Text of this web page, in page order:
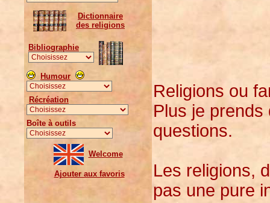
Dictionnaire
des religions
Bibliographie
Humour
Récréation
Boîte à outils
Welcome
Ajouter aux favoris
Religions ou
Plus je
questions.
Les religions,
pas une pure